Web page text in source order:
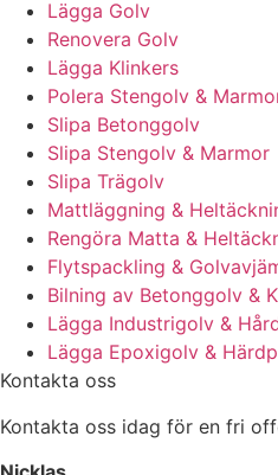
Lägga Golv
Renovera Golv
Lägga Klinkers
Polera Stengolv &
Slipa Betonggolv
Slipa Stengolv & Marmor
Slipa Trägolv
Mattläggning &
Rengöra Matta &
Flytspackling &
Bilning av Betonggolv &
Lägga Industrigolv &
Lägga Epoxigolv &
Kontakta oss
Kontakta oss idag för en fri